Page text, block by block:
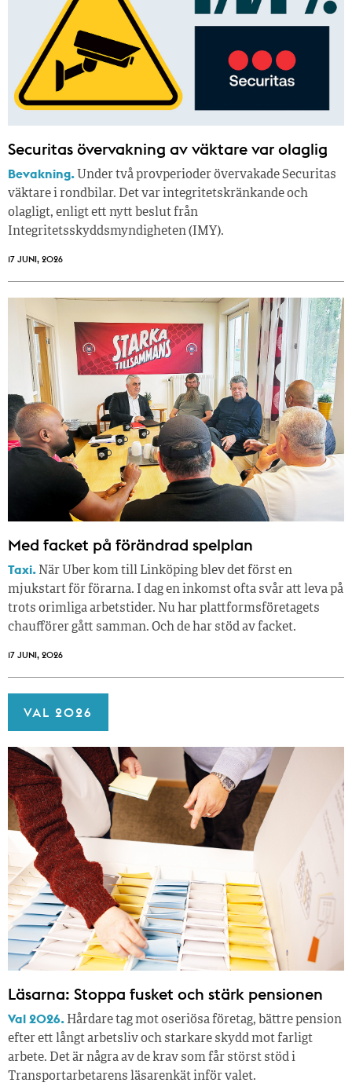
Securitas övervakning av väktare var olaglig
Bevakning. Under två provperioder övervakade Securitas
väktare i rondbilar. Det var integritetskränkande och
olagligt, enligt ett nytt beslut från
Integritetsskyddsmyndigheten (IMY).
17 JUNI, 2026
Med facket på förändrad spelplan
Taxi. När Uber kom till Linköping blev det först en
mjukstart för förarna. I dag en inkomst ofta svår att leva på
trots orimliga arbetstider. Nu har plattformsföretagets
chaufförer gått samman. Och de har stöd av facket.
17 JUNI, 2026
VAL 2026
Läsarna: Stoppa fusket och stärk pensionen
Val 2026. Hårdare tag mot oseriösa företag, bättre pension
efter ett långt arbetsliv och starkare skydd mot farligt
arbete. Det är några av de krav som får störst stöd i
Transportarbetarens läsar­enkät inför valet.